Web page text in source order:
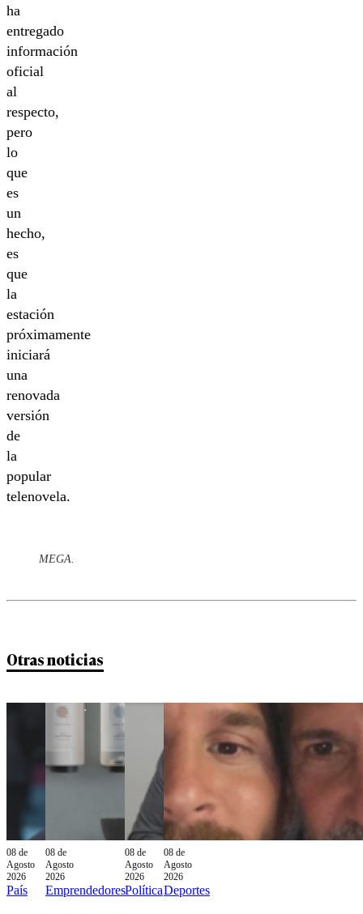
ha
entregado
información
oficial
al
respecto,
pero
lo
que
es
un
hecho,
es
que
la
estación
próximamente
iniciará
una
renovada
versión
de
la
popular
telenovela.
MEGA.
Otras noticias
08 de
Agosto
2026
País
08 de
Agosto
2026
Emprendedores
08 de
Agosto
2026
Política
08 de
Agosto
2026
Deportes